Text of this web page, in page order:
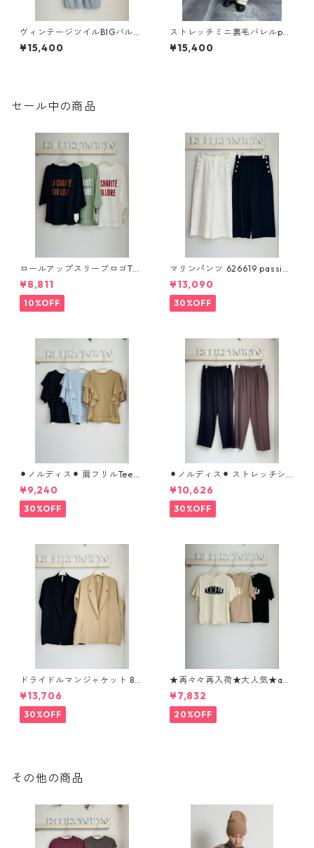
ヴィンテージツイルBIGバルー
ン pants CYAN tokyo 6104
38 2602 b -003
¥15,400
ストレッチミニ裏毛バレルpan
¥15,400
セール中の商品
ロールアップスリーブロゴTシ
ャツ 612 - 85780 cloche
¥8,811
10%OFF
マリンパンツ 626619 passion
e
¥13,090
30%OFF
⚫︎ノルディス⚫︎ 肩フリルTeeブ
ラウス （set up対応） 610- 8
5064 cloche
¥9,240
30%OFF
⚫︎ノルディス⚫︎ ストレッチシ
フォンテーパードパンツ 8026
8310 dignitecollier
¥10,626
30%OFF
ドライドルマンジャケット 80
268317 dignitecollier
¥13,706
30%OFF
★再々々再入荷★大人気★ani
malロゴTシャツ 1260104 sev
en days
¥7,832
20%OFF
その他の商品